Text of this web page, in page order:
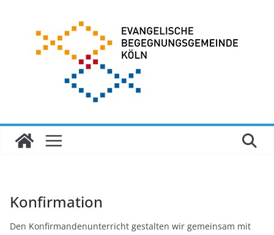
Konfirmation
Den Konfirmandenunterricht gestalten wir gemeinsam mit